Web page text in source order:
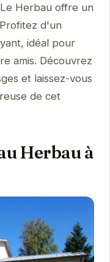
Herbau offre un
d'un
idéal pour
amis. Découvrez
et laissez-vous
de cet
Herbau à